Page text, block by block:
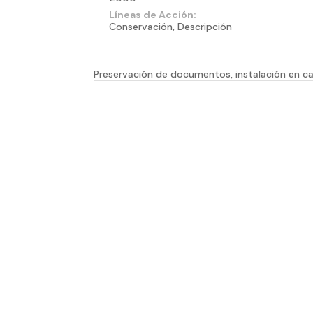
Líneas de Acción:
Conservación, Descripción
Preservación de documentos, instalación en